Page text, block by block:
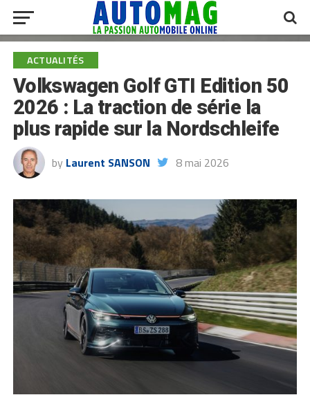
ACTUALITÉS
Volkswagen Golf GTI Edition 50
2026 : La traction de série la
plus rapide sur la Nordschleife
by Laurent SANSON 8 mai 2026